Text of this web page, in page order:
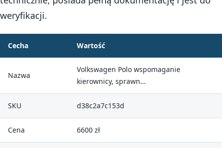
weryfikacji.
Cecha Wartość
Nazwa
Volkswagen Polo wspomaganie
kierownicy, sprawn…
SKU d38c2a7c153d
Cena 6600 zł